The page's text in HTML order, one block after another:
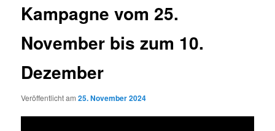
Kampagne vom 25.
November bis zum 10.
Dezember
Veröffentlicht am25. November 2024